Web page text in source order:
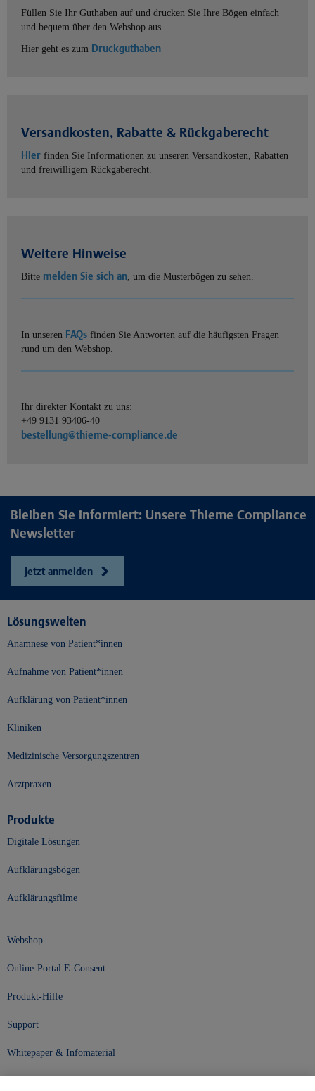
Füllen Sie Ihr Guthaben auf und drucken Sie Ihre Bögen einfach
und bequem über den Webshop aus.
Hier geht es zum Druckguthaben
Versandkosten, Rabatte & Rückgaberecht
Hier finden Sie Informationen zu unseren Versandkosten, Rabatten
und freiwilligem Rückgaberecht.
Weitere Hinweise
Bitte melden Sie sich an, um die Musterbögen zu sehen.
In unseren FAQs finden Sie Antworten auf die häufigsten Fragen
rund um den Webshop.
Ihr direkter Kontakt zu uns:
+49 9131 93406-40
bestellung@thieme-compliance.de
Bleiben Sie informiert: Unsere Thieme Compliance
Newsletter
Jetzt anmelden
Lösungswelten
Anamnese von Patient*innen
Aufnahme von Patient*innen
Aufklärung von Patient*innen
Kliniken
Medizinische Versorgungszentren
Arztpraxen
Produkte
Digitale Lösungen
Aufklärungsbögen
Aufklärungsfilme
Webshop
Online-Portal E-Consent
Produkt-Hilfe
Support
Whitepaper & Infomaterial